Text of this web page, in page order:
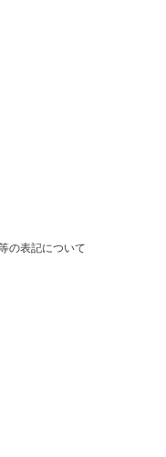
の表記について